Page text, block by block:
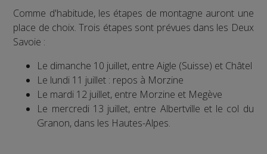
Comme d'habitude, les étapes de montagne auront une
place de choix. Trois étapes sont prévues dans les Deux
Savoie :
Le dimanche 10 juillet, entre Aigle (Suisse) et Châtel
Le lundi 11 juillet : repos à Morzine
Le mardi 12 juillet, entre Morzine et Megève
Le mercredi 13 juillet, entre Albertville et le col du
Granon, dans les Hautes-Alpes.